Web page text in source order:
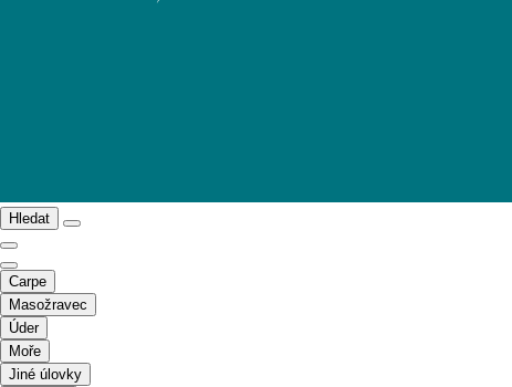
Hledat
Carpe
Masožravec
Úder
Moře
Jiné úlovky